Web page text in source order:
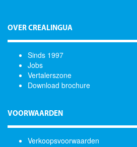
OVER CREALINGUA
Sinds 1997
Jobs
Vertalerszone
Download brochure
VOORWAARDEN
Verkoopsvoorwaarden